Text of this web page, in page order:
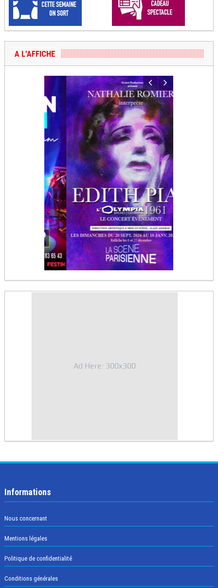
A L’AFFICHE
Ad Here: 300x300
Informations
Nous concernant
Mentions légales
Politique de confidentialité
Conditions générales